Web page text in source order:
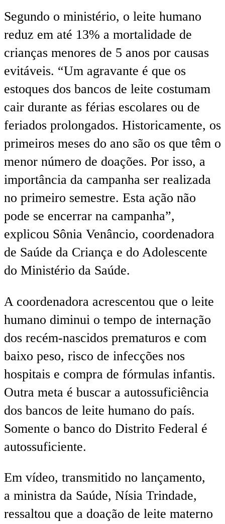
Segundo o ministério, o leite humano
reduz em até 13% a mortalidade de
crianças menores de 5 anos por causas
evitáveis. “Um agravante é que os
estoques dos bancos de leite costumam
cair durante as férias escolares ou de
feriados prolongados. Historicamente, os
primeiros meses do ano são os que têm o
menor número de doações. Por isso, a
importância da campanha ser realizada
no primeiro semestre. Esta ação não
pode se encerrar na campanha”,
explicou Sônia Venâncio, coordenadora
de Saúde da Criança e do Adolescente
do Ministério da Saúde.
A coordenadora acrescentou que o leite
humano diminui o tempo de internação
dos recém-nascidos prematuros e com
baixo peso, risco de infecções nos
hospitais e compra de fórmulas infantis.
Outra meta é buscar a autossuficiência
dos bancos de leite humano do país.
Somente o banco do Distrito Federal é
autossuficiente.
Em vídeo, transmitido no lançamento,
a ministra da Saúde, Nísia Trindade,
ressaltou que a doação de leite materno